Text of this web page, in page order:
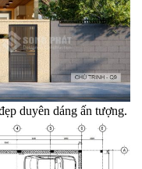
duyên dáng ấn tượng.